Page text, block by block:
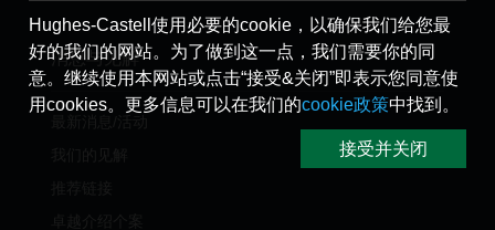
消息与见解
Hughes-Castell使用必要的cookie，以确保我们给您最
好的我们的网站。为了做到这一点，我们需要你的同
意。继续使用本网站或点击“接受&关闭”即表示您同意使
用cookies。更多信息可以在我们的cookie政策中找到。
接受并关闭